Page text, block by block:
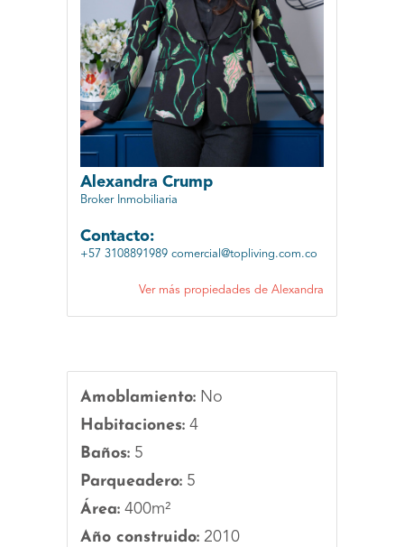
Alexandra Crump
Broker Inmobiliaria
Contacto:
+57 3108891989 comercial@topliving.com.co
Ver más propiedades de Alexandra
Amoblamiento: No
Habitaciones: 4
Baños: 5
Parqueadero: 5
Área: 400m²
Año construido: 2010